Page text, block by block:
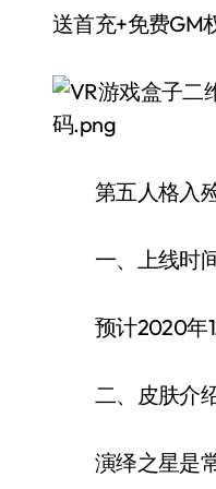
送首充+免费GM
第五人格入殓
一、上线时
预计2020年12
二、皮肤介
演绎之星是常